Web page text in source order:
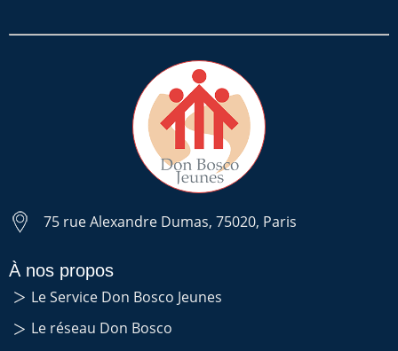
75 rue Alexandre Dumas, 75020, Paris
À nos propos
Le Service Don Bosco Jeunes
Le réseau Don Bosco